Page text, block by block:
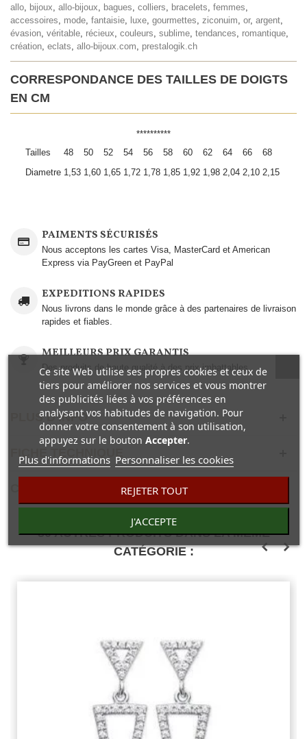
allo bijoux allo-bijoux bagues colliers bracelets femmes
accessoires
mode fantaisie luxe gourmettes ziconuim or, argent
évasion véritable récieux couleurs sublime tendances romantique
création eclats allo-bijoux.com prestalogik.ch
CORRESPONDANCE DES TAILLES DE DOIGTS
EN CM
**********
Tailles
48 50 52 54 56 58 60 62 64 66
68
Diametre 1,53 1,60 1,65 1,72 1,78 1,85 1,92 1,98 2,04 2,10 2,15
PAIMENTS SÉCURISÉS
Nous acceptons les cartes Visa, MasterCard et American
Express via PayGreen et PayPal
EXPEDITIONS RAPIDES
Nous livrons dans le monde grâce à des partenaires de livraison
rapides et fiables.
MEILLEURS PRIX GARANTIS
Des produits de haute qualité à des prix imbattables..
PLUS D'INFO
30 AUTRES PRODUITS DANS LA MÊME
CATÉGORIE :
Ce site Web utilise ses propres cookies et ceux de
tiers pour améliorer nos services et vous montrer
des publicités liées à vos préférences en
analysant vos habitudes de navigation. Pour
donner votre consentement à son utilisation,
appuyez sur le bouton Accepter.
Plus d'informations Personnaliser les cookies
REJETER TOUT
J'ACCEPTE